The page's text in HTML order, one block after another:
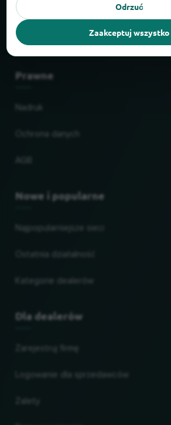
Fakty i liczby
Partnerzy
Prawne
Nadruk
Ochrona danych
Nowe i popularne
Najpopularniejsze sieci
Dla dealerów
Zarejestruj firmę
Logowanie dla sprzedawców
Odrzuć
Zaakceptuj wszystko